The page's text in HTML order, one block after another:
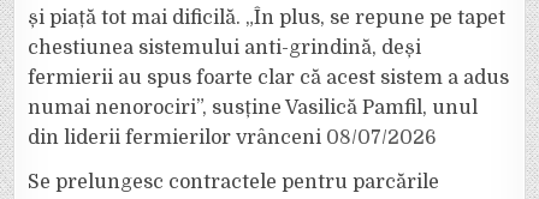
și piață tot mai dificilă. „În plus, se repune pe tapet
chestiunea sistemului anti-grindină, deși
fermierii au spus foarte clar că acest sistem a adus
numai nenorociri”, susține Vasilică Pamfil, unul
din liderii fermierilor vrânceni 08/07/2026
Se prelungesc contractele pentru parcările